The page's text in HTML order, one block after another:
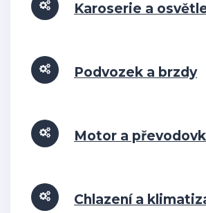
Karoserie a
Podvozek a brzdy
Motor a
Chlazení a